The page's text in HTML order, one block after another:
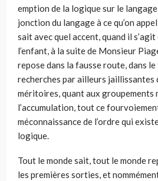
emption de la logique sur le
jonction du langa­ge à ce qu’on
sait avec quel accent, quand il s’agit
l’enfant, à la suite de Monsieur
repose dans la fausse route, dans
recherches par ailleurs jaillissantes
méritoires, quant aux groupements
l’accumulation, tout ce
méconnaissance de l’ordre qui
logique.
Tout le monde sait, tout le monde
les premières sor­ties, et